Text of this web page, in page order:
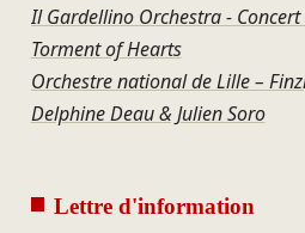
Il Gardellino Orchestra -
Torment of Hearts
Orchestre national de Lille –
Delphine Deau & Julien Soro
Lettre d'information